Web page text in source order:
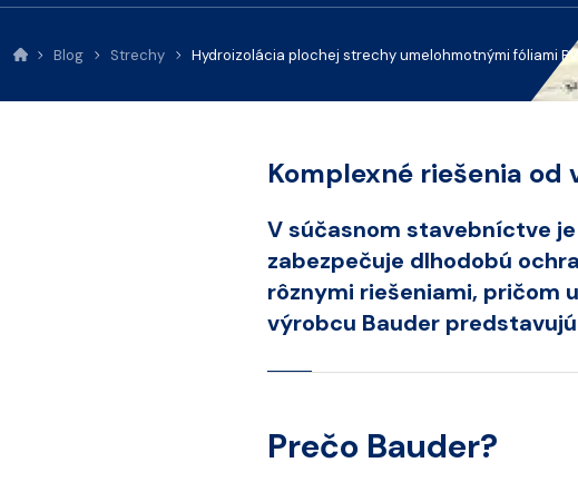
Blog Strechy Hydroizolácia plochej strechy umelohmotnými fóliami
Komplexné riešenia od
V súčasnom stavebníctve
zabezpečuje dlhodobú
rôznymi riešeniami, pričom
výrobcu Bauder
Prečo Bauder?